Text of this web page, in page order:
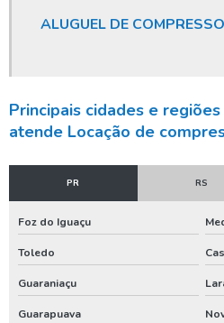
Furar poço artesiano valor
Higienização de poço
ALUGUEL DE
Principais cidades e
atende Locação de
PR RS
Foz do Iguaçu
Toledo
Guaraniaçu
Guarapuava